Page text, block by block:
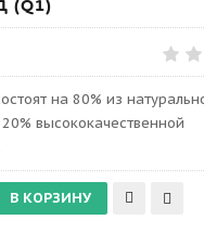
(Q1)
на 80% из
высококачественной